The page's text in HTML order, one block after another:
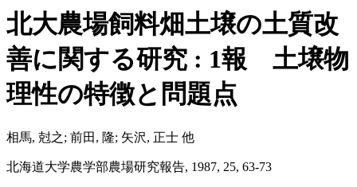
北大農場飼料畑土壌の土質改
善に関する研究 : 1報 土壌物
理性の特徴と問題点
相馬, 尅之; 前田, 隆; 矢沢, 正士 他
北海道大学農学部農場研究報告, 1987, 25, 63-73